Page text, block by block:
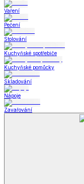
Vaření
Pečení
Stolování
Kuchyňské spotřebiče
Kuchyňské pomůcky
Skladování
Nápoje
Zavařování